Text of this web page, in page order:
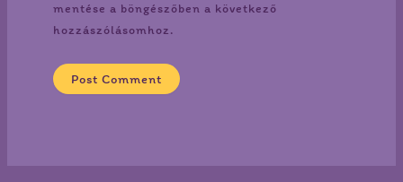
mentése a böngészőben a következő
hozzászólásomhoz.